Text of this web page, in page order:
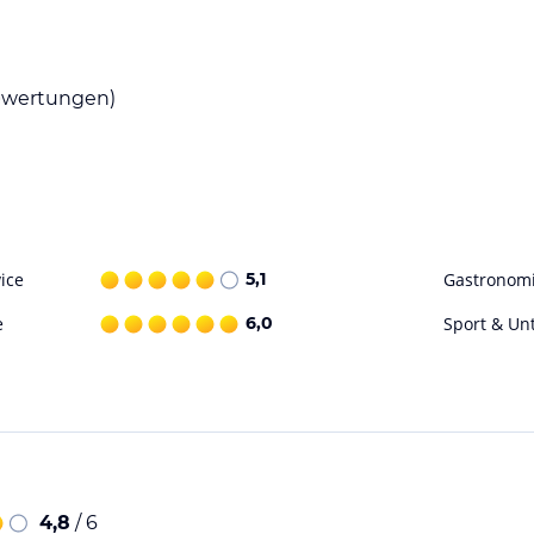
5,1
6,0 Sport &
4,8 / 6